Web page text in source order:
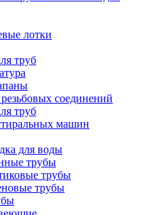
лотки
труб
соединений
труб
машин
для воды
трубы
трубы
трубы